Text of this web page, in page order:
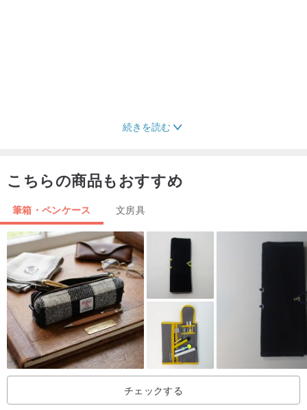
続きを読む
こちらの商品もおすすめ
筆箱・ペンケース 文房具
チェックする